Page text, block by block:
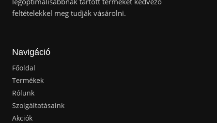
feltételekkel meg tudják vásárolni.
Navigáció
Főoldal
Termékek
Rólunk
Szolgáltatásaink
Akciók